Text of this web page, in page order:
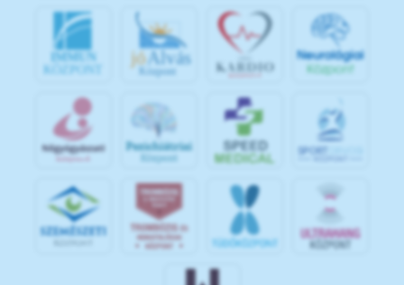
IMMUN
KÖZPONT
jó Alvás
Központ
SPOR